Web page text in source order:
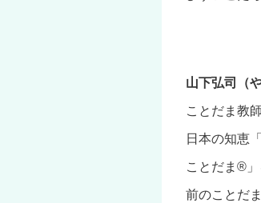
山下弘司（
ことだま教
日本の知恵
ことだま®
前のことだ